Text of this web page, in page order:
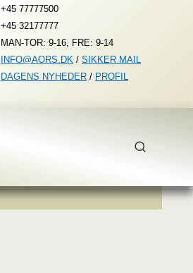
+45 77777500
+45 32177777
MAN-TOR: 9-16, FRE: 9-14
INFO@AORS.DK / SIKKER MAIL
DAGENS NYHEDER / PROFIL